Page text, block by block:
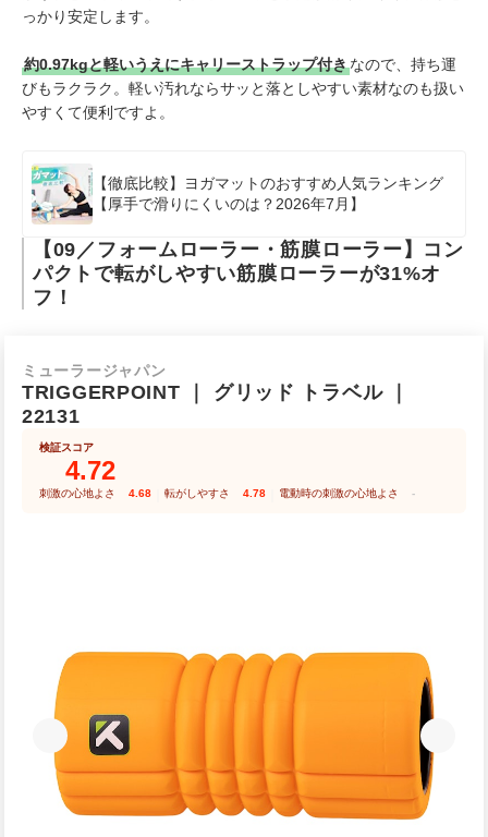
っかり安定します。
約0.97kgと軽いうえにキャリーストラップ付きなので、持ち運
びもラクラク。軽い汚れならサッと落としやすい素材なのも扱い
やすくて便利ですよ。
【徹底比較】ヨガマットのおすすめ人気ランキング
【厚手で滑りにくいのは？2026年7月】
【09／フォームローラー・筋膜ローラー】コン
パクトで転がしやすい筋膜ローラーが31%オ
フ！
ミューラージャパン
TRIGGERPOINT グリッド トラベル｜
22131
検証スコア
4.72
刺激の心地よさ 4.68 転がしやすさ 4.78 電動時の刺激の心地よさ -